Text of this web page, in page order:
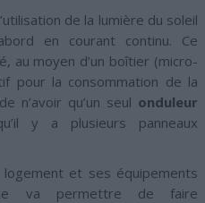
de la lumière du soleil
en courant continu. Ce
au moyen d’un boîtier (micro-
pour la consommation de la
n’avoir qu’un seul onduleur
y a plusieurs panneaux
et ses équipements
va permettre de faire